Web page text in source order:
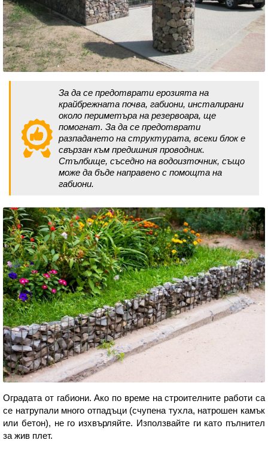
За да се предотврати ерозията на
крайбрежната почва, габиони, инсталирани
около периметъра на резервоара, ще
помогнат. За да се предотврати
разпадането на структурата, всеки блок е
свързан към предишния проводник.
Стълбище, съседно на водоизточник, също
може да бъде направено с помощта на
габиони.
Оградата от габиони. Ако по време на строителните работи са
се натрупали много отпадъци (счупена тухла, натрошен камък
или бетон), не го изхвърляйте. Използвайте ги като пълнител
за жив плет.